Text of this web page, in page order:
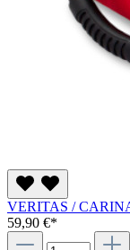
VERITAS / CARINA
59,90 €*